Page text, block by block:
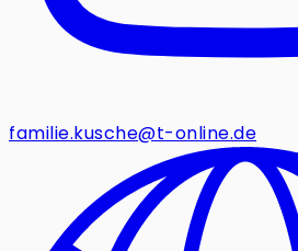
familie.kusche@t-online.de